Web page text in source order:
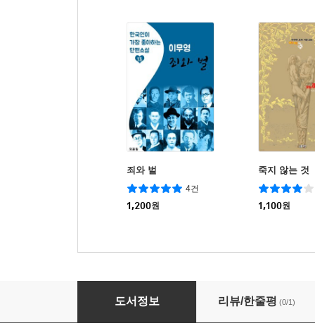
죄와 벌
4건
1,200원
죽지 않는 것
1,100원
장미 병들다 - 이효석 [신토불이 우리문학 047]
도서정보 리뷰/한줄평 (0/1)